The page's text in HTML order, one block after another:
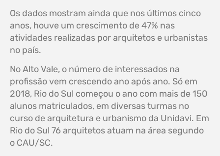
Os dados mostram ainda que nos últimos cinco
anos, houve um crescimento de 47% nas
atividades realizadas por arquitetos e urbanistas
no país.
No Alto Vale, o número de interessados na
profissão vem crescendo ano após ano. Só em
2018, Rio do Sul começou o ano com mais de 150
alunos matriculados, em diversas turmas no
curso de arquitetura e urbanismo da Unidavi. Em
Rio do Sul 76 arquitetos atuam na área segundo
o CAU/SC.